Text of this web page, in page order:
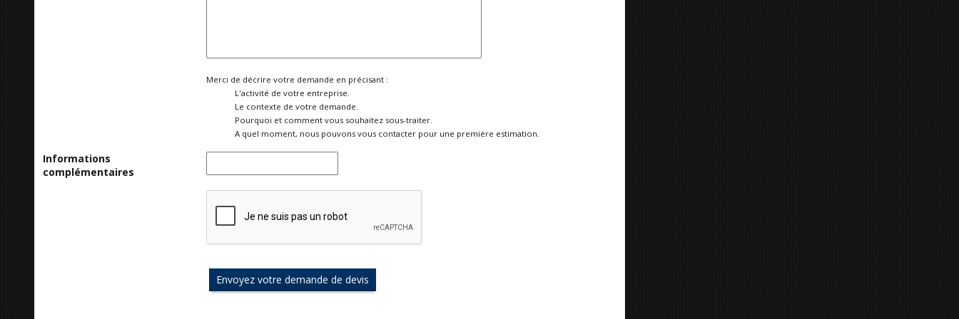
Merci de décrire votre demande en précisant :
L'activité de votre entreprise.
Le contexte de votre demande.
Pourquoi et comment vous souhaitez sous-traiter.
A quel moment, nous pouvons vous contacter pour une première estimation.
Informations
complémentaires